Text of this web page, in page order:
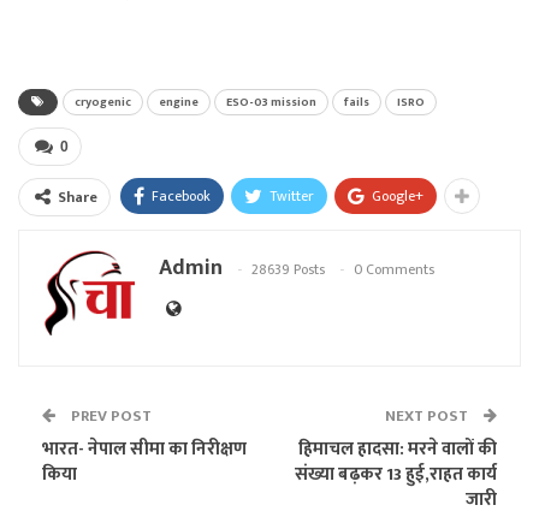
cryogenic engine ESO-03 mission fails ISRO
0
Share Facebook Twitter Google+
Admin 28639 Posts 0 Comments
PREV POST
भारत- नेपाल सीमा का निरीक्षण
किया
NEXT POST
हिमाचल हादसा: मरने वालों की
संख्या बढ़कर 13 हुई,राहत कार्य
जारी